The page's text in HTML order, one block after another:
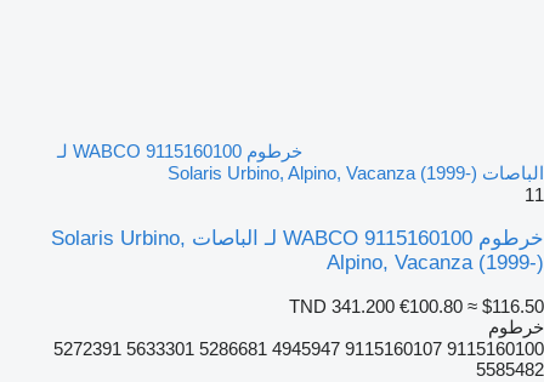
خرطوم WABCO 9115160100 لـ
الباصات Solaris Urbino, Alpino, Vacanza (1999-)
11
خرطوم WABCO 9115160100 لـ الباصات Solaris Urbino,
Alpino, Vacanza (1999-)
TND 341.200 €100.80 ≈ $116.50
خرطوم
9115160100 9115160107 4945947 5286681 5633301 5272391
5585482